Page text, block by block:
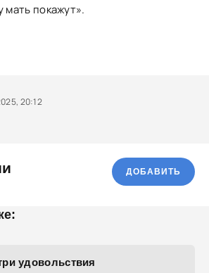
мать покажут».
20:12
ДОБАВИТЬ
удовольствия